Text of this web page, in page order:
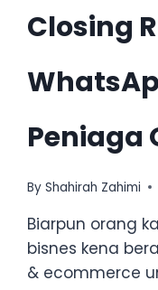
Closing
Peniaga
By Shahirah Zahimi
Biarpun orang
bisnes kena
& ecommerce